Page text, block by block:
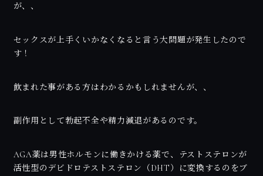
が、、
セックスが上手くいかなくなると言う大問題が発生したので
す！
飲まれた事がある方はわかるかもしれませんが、、
副作用として勃起不全や精力減退があるのです。
AGA薬は男性ホルモンに働きかける薬で、テストステロンが
活性型のデビドロテストステロン（DHT）に変換するのをブ